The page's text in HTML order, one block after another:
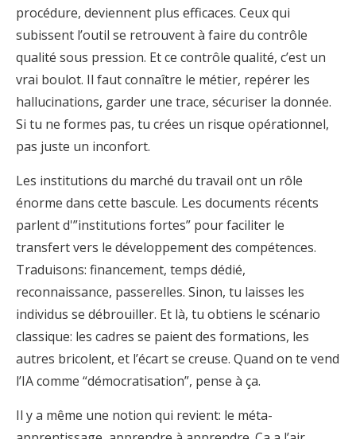
procédure, deviennent plus efficaces. Ceux qui
subissent l’outil se retrouvent à faire du contrôle
qualité sous pression. Et ce contrôle qualité, c’est un
vrai boulot. Il faut connaître le métier, repérer les
hallucinations, garder une trace, sécuriser la donnée.
Si tu ne formes pas, tu crées un risque opérationnel,
pas juste un inconfort.
Les institutions du marché du travail ont un rôle
énorme dans cette bascule. Les documents récents
parlent d'”institutions fortes” pour faciliter le
transfert vers le développement des compétences.
Traduisons: financement, temps dédié,
reconnaissance, passerelles. Sinon, tu laisses les
individus se débrouiller. Et là, tu obtiens le scénario
classique: les cadres se paient des formations, les
autres bricolent, et l’écart se creuse. Quand on te vend
l’IA comme “démocratisation”, pense à ça.
Il y a même une notion qui revient: le méta-